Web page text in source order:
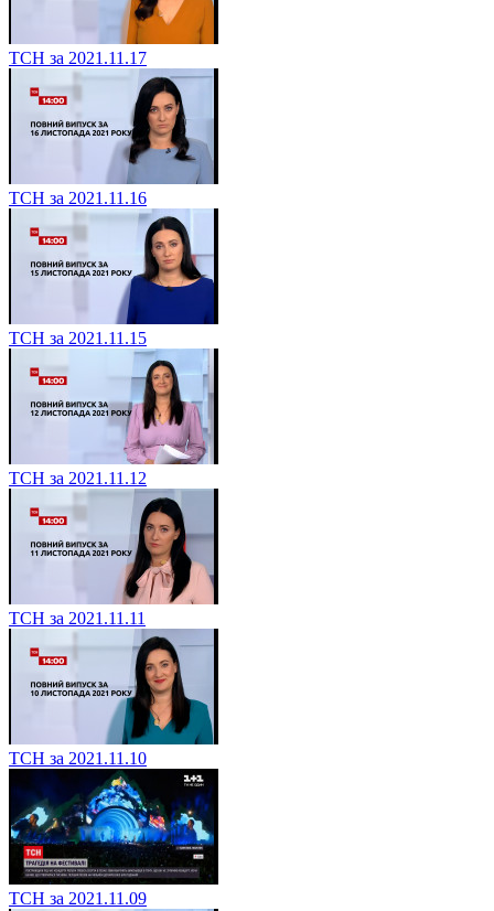
ТСН за 2021.11.17
ТСН за 2021.11.16
ТСН за 2021.11.15
ТСН за 2021.11.12
ТСН за 2021.11.11
ТСН за 2021.11.10
ТСН за 2021.11.09